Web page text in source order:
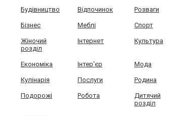
Будівництво Відпочинок Розваги
Бізнес Меблі Спорт
Жіночий
розділ
Інтернет Культура
Економіка Інтер'єр Мода
Кулінарія Послуги Родина
Подорожі Робота
Дитячий
розділ